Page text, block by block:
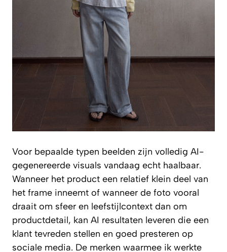
Voor bepaalde typen beelden zijn volledig AI-
gegenereerde visuals vandaag echt haalbaar.
Wanneer het product een relatief klein deel van
het frame inneemt of wanneer de foto vooral
draait om sfeer en leefstijlcontext dan om
productdetail, kan AI resultaten leveren die een
klant tevreden stellen en goed presteren op
sociale media. De merken waarmee ik werkte